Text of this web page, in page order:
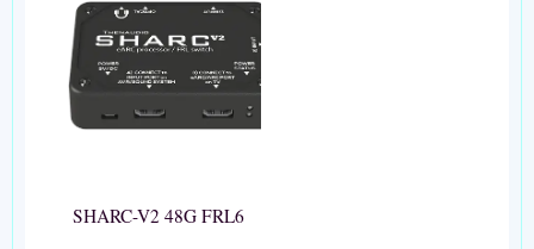
SHARC-V2 48G FRL6